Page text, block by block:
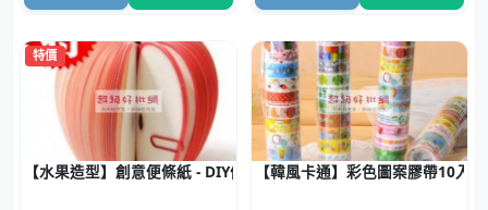
特價
【水果造型】創意便條紙 - DIY便利貼組合【韓風卡通】彩色圖案膠帶10入 -